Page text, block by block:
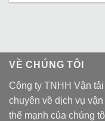
VỀ CHÚNG TÔI
Công ty TNHH Vận
chuyên về dịch vụ
thế mạnh của chúng